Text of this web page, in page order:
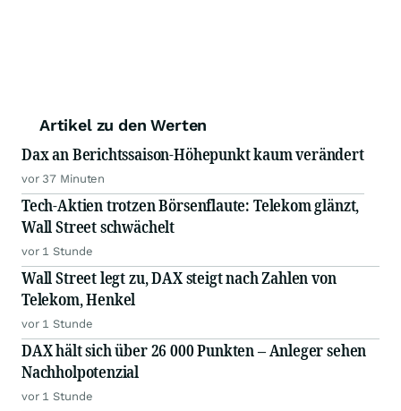
Artikel zu den Werten
Dax an Berichtssaison-Höhepunkt kaum verändert
vor 37 Minuten
Tech-Aktien trotzen Börsenflaute: Telekom glänzt,
Wall Street schwächelt
vor 1 Stunde
Wall Street legt zu, DAX steigt nach Zahlen von
Telekom, Henkel
vor 1 Stunde
DAX hält sich über 26 000 Punkten – Anleger sehen
Nachholpotenzial
vor 1 Stunde